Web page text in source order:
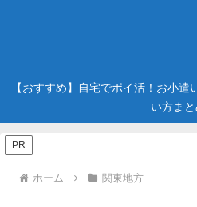
【おすすめ】自宅でポイ活！お小
い方まと
PR
ホーム 関東地方